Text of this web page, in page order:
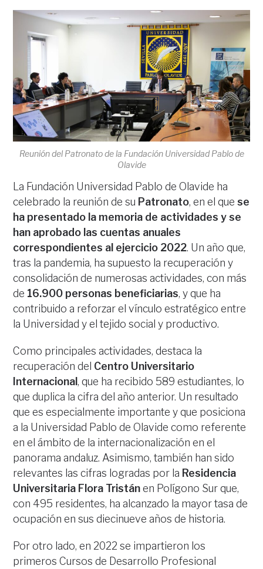
Reunión del Patronato de la Fundación Universidad Pablo de
Olavide
La Fundación Universidad Pablo de Olavide ha
celebrado la reunión de su Patronato, en el quese
ha presentado la memoria de actividades y se
han aprobado las cuentas anuales
correspondientes al ejercicio 2022. Un año que,
tras la pandemia, ha supuesto la recuperación y
consolidación de numerosas actividades, con más
de 16.900 personas beneficiarias, y que ha
contribuido a reforzar el vínculo estratégico entre
la Universidad y el tejido social y productivo.
Como principales actividades, destaca la
recuperación del Centro Universitario
Internacional, que ha recibido 589 estudiantes, lo
que duplica la cifra del año anterior. Un resultado
que es especialmente importante y que posiciona
a la Universidad Pablo de Olavide como referente
en el ámbito de la internacionalización en el
panorama andaluz. Asimismo, también han sido
relevantes las cifras logradas por la Residencia
Universitaria Flora Tristánen Polígono Sur que,
con 495 residentes, ha alcanzado la mayor tasa de
ocupación en sus diecinueve años de historia.
Por otro lado, en 2022 se impartieron los
primeros Cursos de Desarrollo Profesional